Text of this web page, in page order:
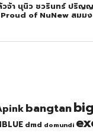
วจ้า นุนิว ชวรินทร์ ปริญ
of NuNew สมม
bangtan
dmd domundi